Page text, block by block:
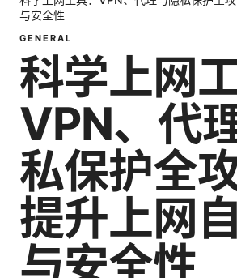
与安全性
GENERAL
科学上网工
VPN、代
私保护全攻
提升上网
与安全性